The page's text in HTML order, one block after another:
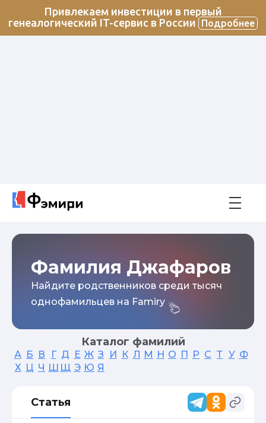
Привлекаем инвестиции в первый
генеалогический IT-сервис в России
Подробнее
Фамилия Джафаров
Найдите родственников среди тысяч
однофамильцев на Famiry
Каталог фамилий
А Б В Г Д Е Ж З И К Л М Н О П Р С Т У Ф
Х Ц Ч Ш Щ Э Ю Я
Статья